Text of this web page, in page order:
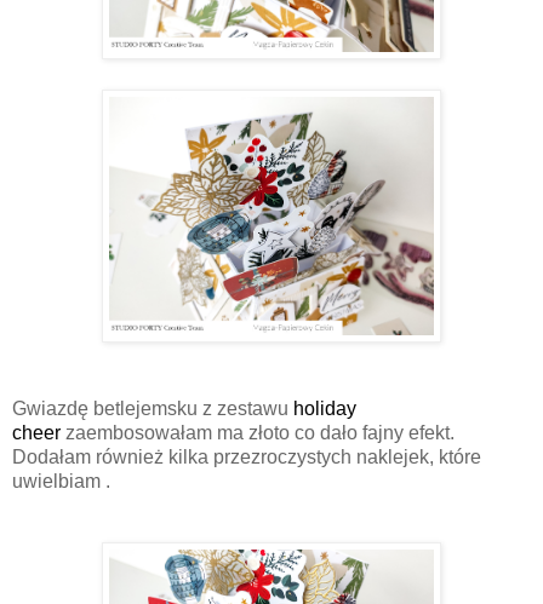
Gwiazdę betlejemsku z zestawu holiday
cheer zaembosowałam ma złoto co dało fajny efekt.
Dodałam również kilka przezroczystych naklejek, które
uwielbiam .